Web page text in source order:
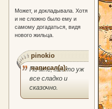
Может, и докладывала. Хотя
и не сложно было ему и
самому догадаться, видя
нового жильца.
pinokio
написал(а):
По мне, как-то уж
все сладко и
сказочно.